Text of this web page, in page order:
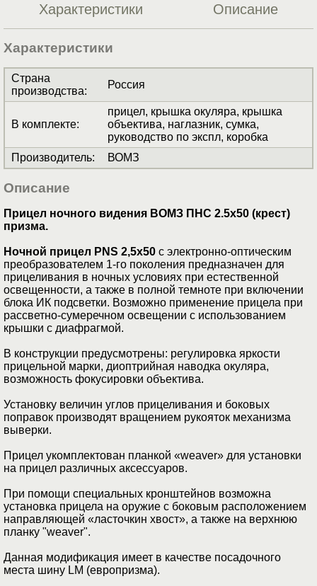
Характеристики Описание
Характеристики
Страна
производства:
Россия
В комплекте:
прицел, крышка окуляра, крышка
объектива, наглазник, сумка,
руководство по экспл, коробка
Производитель: ВОМЗ
Описание
Прицел ночного видения ВОМЗ ПНС 2.5х50 (крест)
призма.
Ночной прицел PNS 2,5x50 c электронно-оптическим
преобразователем 1-го поколения предназначен для
прицеливания в ночных условиях при естественной
освещенности, а также в полной темноте при включении
блока ИК подсветки. Возможно применение прицела при
рассветно-сумеречном освещении с использованием
крышки с диафрагмой.
В конструкции предусмотрены: регулировка яркости
прицельной марки, диоптрийная наводка окуляра,
возможность фокусировки объектива.
Установку величин углов прицеливания и боковых
поправок производят вращением рукояток механизма
выверки.
Прицел укомплектован планкой «weaver» для установки
на прицел различных аксессуаров.
При помощи специальных кронштейнов возможна
установка прицела на оружие с боковым расположением
направляющей «ласточкин хвост», а также на верхнюю
планку "weaver".
Данная модификация имеет в качестве посадочного
места шину LM (европризма).